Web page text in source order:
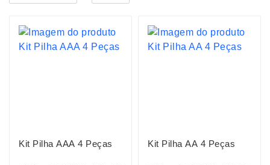
Kit Pilha AAA 4 Peças Kit Pilha AA 4 Peças